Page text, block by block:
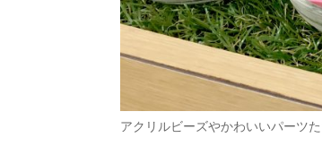
アクリルビーズやかわいいパーツ